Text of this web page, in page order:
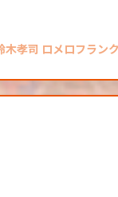
木孝司 ロメロフラン